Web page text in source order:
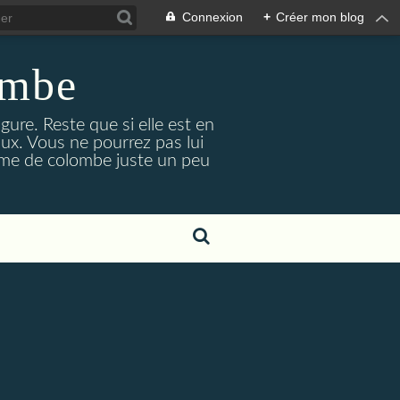
Connexion + Créer mon blog
Reste que si elle est en
Vous ne pourrez pas lui
de colombe juste un peu